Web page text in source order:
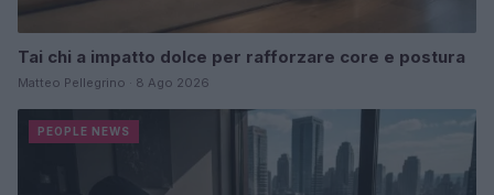
Tai chi a impatto dolce per rafforzare core e postura
Matteo Pellegrino · 8 Ago 2026
PEOPLE NEWS